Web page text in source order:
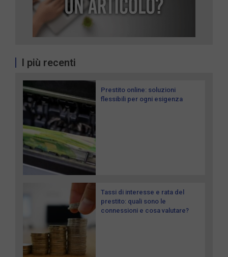
I più recenti
Prestito online: soluzioni
flessibili per ogni esigenza
Tassi di interesse e rata del
prestito: quali sono le
connessioni e cosa valutare?